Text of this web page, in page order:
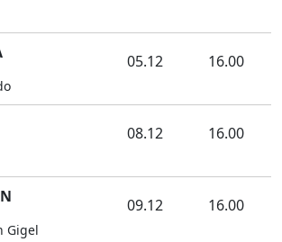
05.12 16.00
08.12 16.00
Gigel
09.12 16.00